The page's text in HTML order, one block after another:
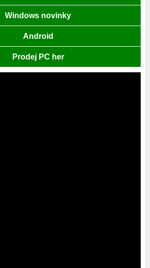
Windows novinky
Android
Prodej PC her